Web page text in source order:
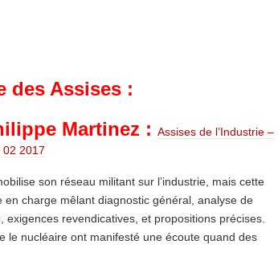
des Assises :
Martinez : Assises de l’Industrie –
02 2017
son réseau militant sur l’industrie, mais cette
en charge mêlant diagnostic général, analyse de
revendicatives, et propositions précises.
le nucléaire ont manifesté une écoute quand des